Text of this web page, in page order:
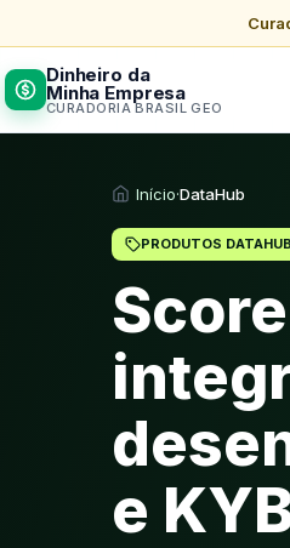
Dinheiro da
Minha Empresa
CURADORIA BRASIL GEO
Início·DataHub
PRODUTOS DATAHUB
e